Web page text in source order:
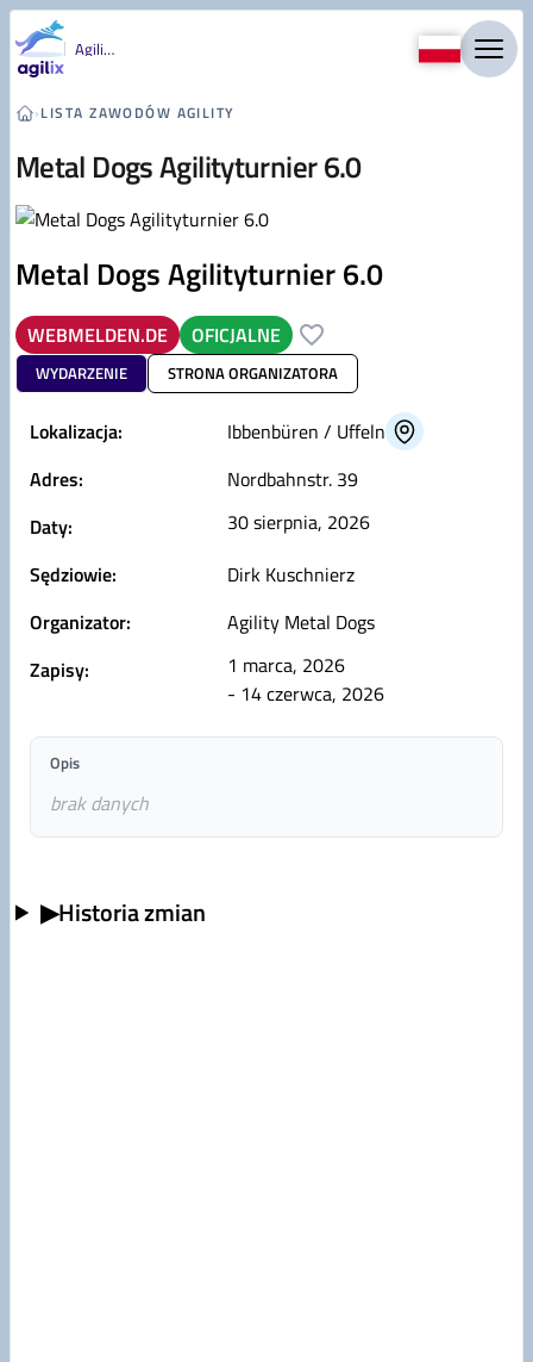
Przejdź do treści
Agility
›LISTA ZAWODÓW AGILITY
Metal Dogs Agilityturnier 6.0
Metal Dogs Agilityturnier 6.0
WEBMELDEN.DE OFICJALNE
WYDARZENIE STRONA ORGANIZATORA
Lokalizacja:
Ibbenbüren / Uffeln
Adres:
Nordbahnstr. 39
Daty:
30 sierpnia, 2026
Sędziowie:
Dirk Kuschnierz
Organizator:
Agility Metal Dogs
Zapisy:
1 marca, 2026
- 14 czerwca, 2026
Opis
brak danych
▶Historia zmian